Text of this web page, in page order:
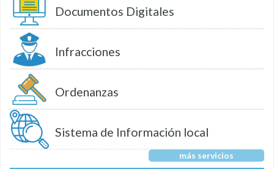
Documentos Digitales
Infracciones
Ordenanzas
Sistema de Información local
más servicios